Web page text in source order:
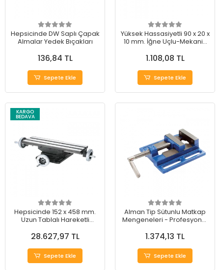
Hepsicinde DW Saplı Çapak
Almalar Yedek Bıçakları
136,84 TL
Sepete Ekle
Yüksek Hassasiyetli 90 x 20 x
10 mm. İğne Uçlu-Mekanik
1.108,08 TL
Sepete Ekle
KARGO
BEDAVA
Hepsicinde 152 x 458 mm.
Uzun Tablalı Hareketli
28.627,97 TL
Sepete Ekle
Alman Tip Sütunlu Matkap
Mengeneleri - Profesyonel
1.374,13 TL
Sepete Ekle